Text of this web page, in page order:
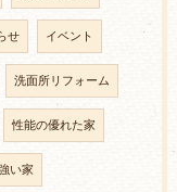
せ イベント
洗面所リフォーム
性能の優れた家
い家